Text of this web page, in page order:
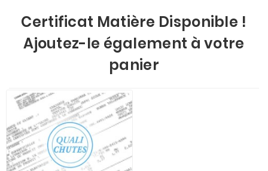
Certificat Matière Disponible !
Ajoutez-le également à votre
panier